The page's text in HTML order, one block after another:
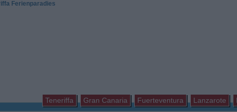
Teneriffa Gran Canaria Fuerteventura Lanzarote